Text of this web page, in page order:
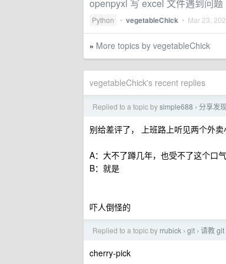
openpyxl 写 excel 文件遇到问题
Python • vegetableChick • Mar 23,
» More topics by vegetableChick
vegetableChick's recent replies
Replied to a topic bysimple688 › 分享发
别给差评了， 上班路上听见两个外卖
A：大不了蹲几年，也受不了这个口气
B：就是
吓人倒怪的
Replied to a topic by rrubick › git › 请教
cherry-pick